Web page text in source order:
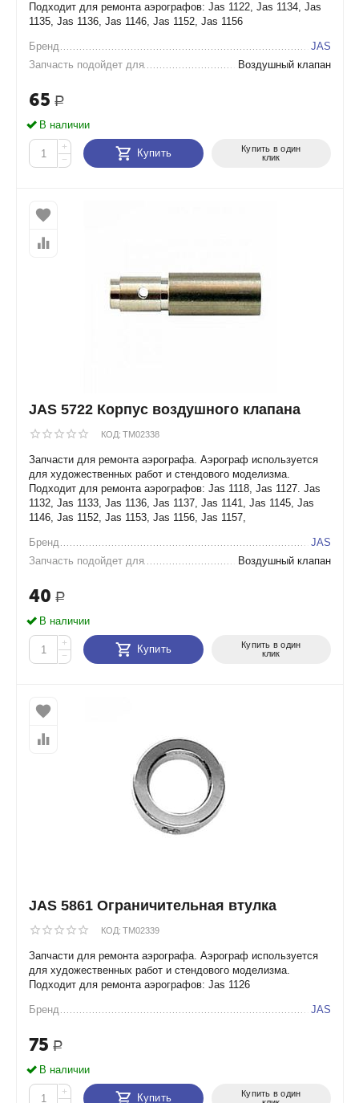
Подходит для ремонта аэрографов: Jas 1122, Jas 1134, Jas
1135, Jas 1136, Jas 1146, Jas 1152, Jas 1156
Бренд
JAS
Запчасть подойдет для
Воздушный клапан
65 Р
В наличии
+
−
Купить
Купить в один
клик
JAS 5722 Корпус воздушного клапана
КОД: TM02338
Запчасти для ремонта аэрографа. Аэрограф используется
для художественных работ и стендового моделизма.
Подходит для ремонта аэрографов: Jas 1118, Jas 1127. Jas
1132, Jas 1133, Jas 1136, Jas 1137, Jas 1141, Jas 1145, Jas
1146, Jas 1152, Jas 1153, Jas 1156, Jas 1157,
Бренд
JAS
Запчасть подойдет для
Воздушный клапан
40 Р
В наличии
+
−
Купить
Купить в один
клик
JAS 5861 Ограничительная втулка
КОД: TM02339
Запчасти для ремонта аэрографа. Аэрограф используется
для художественных работ и стендового моделизма.
Подходит для ремонта аэрографов: Jas 1126
Бренд JAS
75 Р
В наличии
+
Купить
Купить в один